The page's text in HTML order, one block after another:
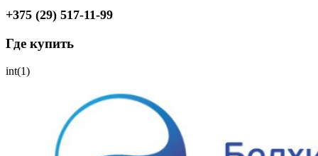
+375 (29) 517-11-99
Где купить
int(1)